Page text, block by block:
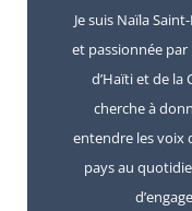
Je suis Naïla
et passionnée
d’Haïti et de la
cherche à
entendre les voix
pays au